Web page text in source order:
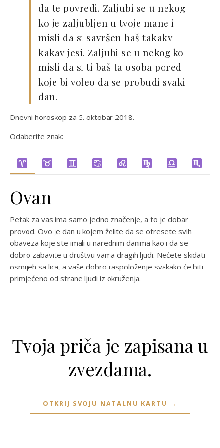
da te povredi. Zaljubi se u nekog
ko je zaljubljen u tvoje mane i
misli da si savršen baš takakv
kakav jesi. Zaljubi se u nekog ko
misli da si ti baš ta osoba pored
koje bi voleo da se probudi svaki
dan.
Dnevni horoskop za 5. oktobar 2018.
Odaberite znak:
Ovan
Petak za vas ima samo jedno značenje, a to je dobar
provod. Ovo je dan u kojem želite da se otresete svih
obaveza koje ste imali u narednim danima kao i da se
dobro zabavite u društvu vama dragih ljudi. Nećete skidati
osmijeh sa lica, a vaše dobro raspoloženje svakako će biti
primjećeno od strane ljudi iz okruženja.
Tvoja priča je zapisana u
zvezdama.
OTKRIJ SVOJU NATALNU KARTU →